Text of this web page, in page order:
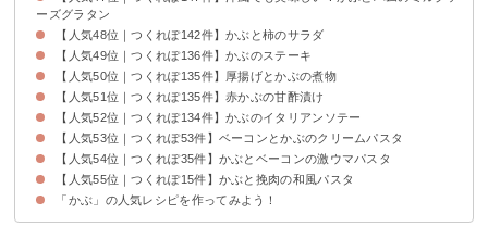
ーズグラタン
【人気48位｜つくれぽ142件】かぶと柿のサラダ
【人気49位｜つくれぽ136件】かぶのステーキ
【人気50位｜つくれぽ135件】厚揚げとかぶの煮物
【人気51位｜つくれぽ135件】赤かぶの甘酢漬け
【人気52位｜つくれぽ134件】かぶのイタリアンソテー
【人気53位｜つくれぽ53件】ベーコンとかぶのクリームパスタ
【人気54位｜つくれぽ35件】かぶとベーコンの激ウマパスタ
【人気55位｜つくれぽ15件】かぶと挽肉の和風パスタ
「かぶ」の人気レシピを作ってみよう！